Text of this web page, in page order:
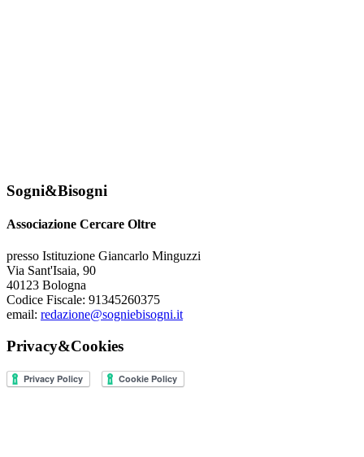
Sogni&Bisogni
Associazione Cercare Oltre
presso Istituzione Giancarlo Minguzzi
Via Sant'Isaia, 90
40123 Bologna
Codice Fiscale: 91345260375
email: redazione@sogniebisogni.it
Privacy&Cookies